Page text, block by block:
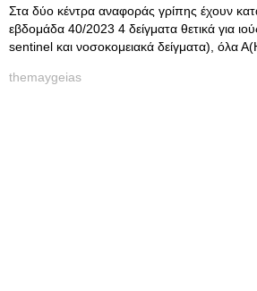
Στα δύο κέντρα αναφοράς γρίπης έχουν
εβδομάδα 40/2023 4 δείγματα θετικά για
sentinel και νοσοκομειακά δείγματα), όλα
themaygeias